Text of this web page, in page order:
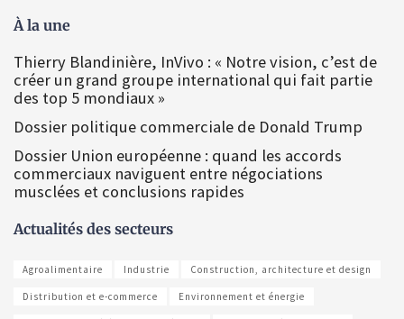
À la une
Thierry Blandinière, InVivo : « Notre vision, c’est de
créer un grand groupe international qui fait partie
des top 5 mondiaux »
Dossier politique commerciale de Donald Trump
Dossier Union européenne : quand les accords
commerciaux naviguent entre négociations
musclées et conclusions rapides
Actualités des secteurs
Agroalimentaire Industrie Construction, architecture et design
Distribution et e-commerce Environnement et énergie